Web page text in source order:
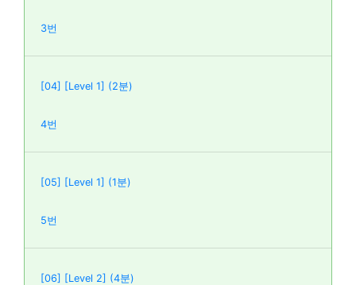
3번
[04] [Level 1] (2분)
4번
[05] [Level 1] (1분)
5번
[06] [Level 2] (4분)